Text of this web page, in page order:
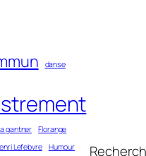
danse
gantner
Florange
Lefebvre
Humour